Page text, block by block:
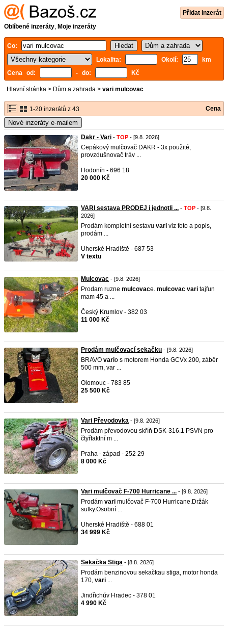
Přidat inzerát
Oblíbené inzeráty, Moje inzeráty
Co:
Lokalita:
Okolí:
km
Cena od:
- do: Kč
Hlavní stránka > Dům a zahrada > vari mulcovac
1-20 inzerátů z 43 Cena
Nové inzeráty e-mailem
Dakr - Vari - TOP - [9.8. 2026]
Cepákový mulčovač DAKR - 3x použité,
provzdušnovač tráv ...
Hodonín - 696 18
20 000 Kč
VARI sestava PRODEJ i jednotli ... - TOP - [9.8.
2026]
Prodám kompletní sestavu vari viz foto a popis,
prodám ...
Uherské Hradiště - 687 53
V textu
Mulcovac - [9.8. 2026]
Prodam ruzne mulcovace. mulcovac vari tajfun
mam 45 a ...
Český Krumlov - 382 03
11 000 Kč
Prodám mulčovací sekačku - [9.8. 2026]
BRAVO vario s motorem Honda GCVx 200, záběr
500 mm, var ...
Olomouc - 783 85
25 500 Kč
Vari Převodovka - [9.8. 2026]
Prodám převodovou skříň DSK-316.1 PSVN pro
čtyřtaktní m ...
Praha - západ - 252 29
8 000 Kč
Vari mulčovač F-700 Hurricane ... - [9.8. 2026]
Prodám vari mulčovač F-700 Hurricane.Držák
sulky.Osobní ...
Uherské Hradiště - 688 01
34 999 Kč
Sekačka Stiga - [8.8. 2026]
Prodám benzinovou sekačkau stiga, motor honda
170, vari ...
Jindřichův Hradec - 378 01
4 990 Kč